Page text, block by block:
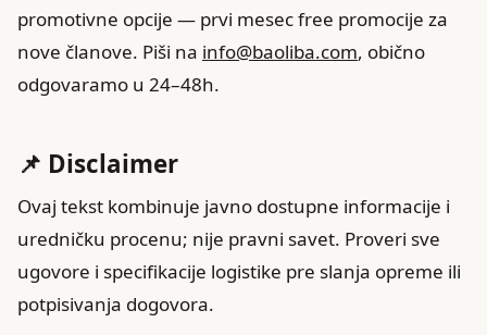
promotivne opcije — prvi mesec free promocije za
nove članove. Piši na info@baoliba.com, obično
odgovaramo u 24–48h.
📌 Disclaimer
Ovaj tekst kombinuje javno dostupne informacije i
uredničku procenu; nije pravni savet. Proveri sve
ugovore i specifikacije logistike pre slanja opreme ili
potpisivanja dogovora.